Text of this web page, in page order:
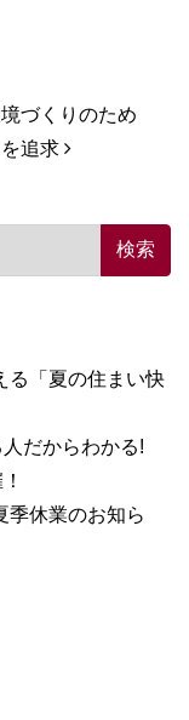
づくりのため
追求
る「夏の住まい快
だからわかる!
季休業のお知ら